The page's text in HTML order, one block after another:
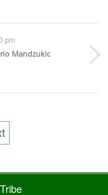
pm
Mandzukic